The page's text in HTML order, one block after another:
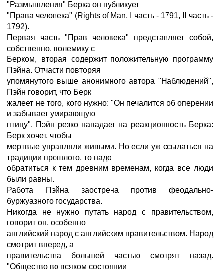
"Размышления" Берка он публикует
"Права человека" (Rights of Man, I часть - 1791, II часть -
1792).
Первая часть "Прав человека" представляет собой,
собственно, полемику с
Берком, вторая содержит положительную программу
Пэйна. Отчасти повторяя
упомянутого выше анонимного автора "Наблюдений",
Пэйн говорит, что Берк
жалеет не того, кого нужно: "Он печалится об оперении
и забывает умирающую
птицу". Пэйн резко нападает на реакционность Берка:
Берк хочет, чтобы
мертвые управляли живыми. Но если уж ссылаться на
традиции прошлого, то надо
обратиться к тем древним временам, когда все люди
были равны.
Работа Пэйна заострена против феодально-
буржуазного государства.
Никогда не нужно путать народ с правительством,
говорит он, особенно
английский народ с английским правительством. Народ
смотрит вперед, а
правительства большей частью смотрят назад.
"Общество во всяком состоянии